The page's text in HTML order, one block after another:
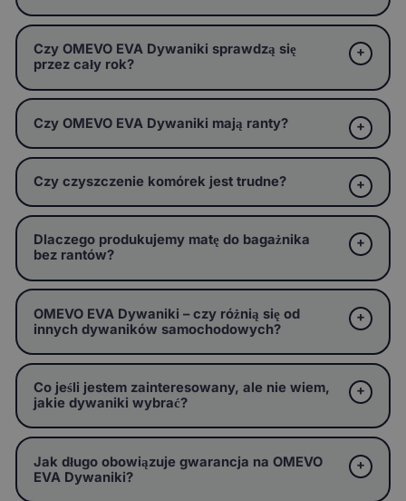
Czy OMEVO EVA Dywaniki sprawdzą się
przez cały rok?
Czy OMEVO EVA Dywaniki mają ranty?
Czy czyszczenie komórek jest trudne?
Dlaczego produkujemy matę do bagażnika
bez rantów?
OMEVO EVA Dywaniki – czy różnią się od
innych dywaników samochodowych?
Co jeśli jestem zainteresowany, ale nie wiem,
jakie dywaniki wybrać?
Jak długo obowiązuje gwarancja na OMEVO
EVA Dywaniki?